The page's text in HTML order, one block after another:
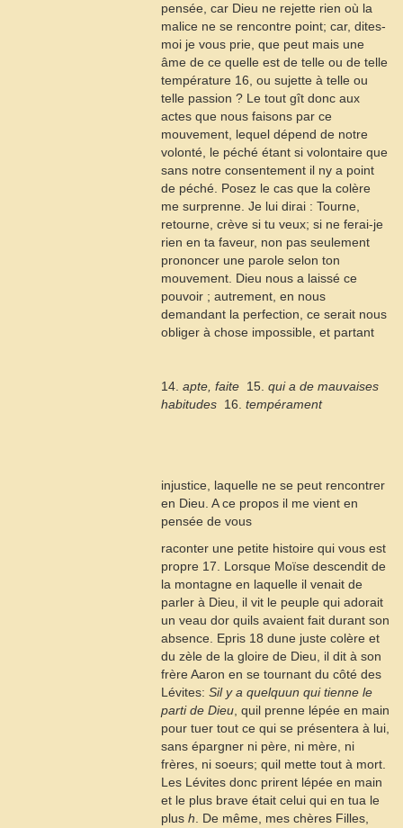
pensée, car Dieu ne rejette rien où la
malice ne se rencontre point; car, dites-
moi je vous prie, que peut mais une
âme de ce quelle est de telle ou de telle
température 16 , ou sujette à telle ou
telle passion ? Le tout gît donc aux
actes que nous faisons par ce
mouvement, lequel dépend de notre
volonté, le péché étant si volontaire que
sans notre consentement il ny a point
de péché. Posez le cas que la colère
me surprenne. Je lui dirai : Tourne,
retourne, crève si tu veux; si ne ferai-je
rien en ta faveur, non pas seulement
prononcer une parole selon ton
mouvement. Dieu nous a laissé ce
pouvoir ; autrement, en nous
demandant la perfection, ce serait nous
obliger à chose impossible, et partant
14. apte, faite  15. qui a de mauvaises
habitudes  16. tempérament
injustice, laquelle ne se peut rencontrer
en Dieu. A ce propos il me vient en
pensée de vous
raconter une petite histoire qui vous est
propre 17 . Lorsque Moïse descendit de
la montagne en laquelle il venait de
parler à Dieu, il vit le peuple qui adorait
un veau dor quils avaient fait durant son
absence. Epris 18 dune juste colère et
du zèle de la gloire de Dieu, il dit à son
frère Aaron en se tournant du côté des
Lévites: Sil y a quelquun qui tienne le
parti de Dieu , quil prenne lépée en main
pour tuer tout ce qui se présentera à lui,
sans épargner ni père, ni mère, ni
frères, ni soeurs; quil mette tout à mort.
Les Lévites donc prirent lépée en main
et le plus brave était celui qui en tua le
plus h . De même, mes chères Filles,